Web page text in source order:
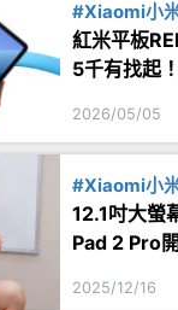
#Xiaomi小
上市
紅米平板
5千有找起
2026/05/05
#Xiaomi小
紅米平板
12.1吋大螢
Pad 2 Pro
2025/12/16